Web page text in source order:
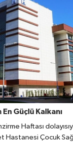
Güçlü Kalkanı
Haftası
Çocuk